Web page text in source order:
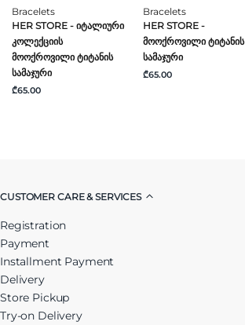
Bracelets
HER STORE - Იტალიური
Კოლექციის
Მოოქროვილი Ტიტანის
Სამაჯური
₾65.00
Bracelets
HER STORE -
Მოოქროვილი Ტიტანის
Სამაჯური
₾65.00
CUSTOMER CARE & SERVICES
Registration
Payment
Installment Payment
Delivery
Store Pickup
Try-on Delivery